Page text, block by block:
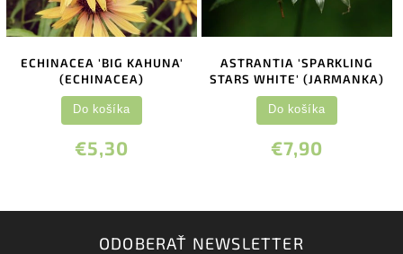
ECHINACEA 'BIG KAHUNA'
(ECHINACEA)
€5,30
Do košíka
ASTRANTIA 'SPARKLING
STARS WHITE' (JARMANKA)
€7,90
Do košíka
ODOBERAŤ NEWSLETTER